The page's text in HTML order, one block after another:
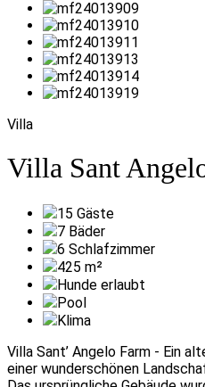
Villa
Villa Sant
15 Gäste
7 Bäder
6 Schlafzimmer
425 m²
Hunde erlaubt
Pool
Klima
Villa Sant’ Angelo Farm - Ein
einer wunderschönen